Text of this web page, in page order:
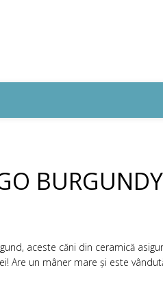
BURGUNDY
aceste căni din ceramică
Are un mâner mare și este